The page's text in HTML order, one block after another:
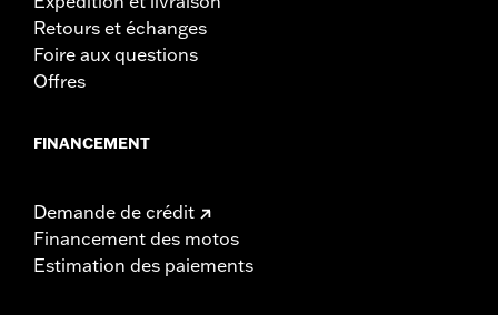
Retours et échanges
Foire aux questions
Offres
FINANCEMENT
Demande de crédit
Financement des motos
Estimation des paiements